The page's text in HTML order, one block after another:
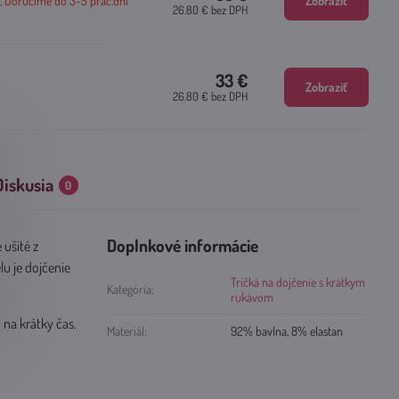
0
ušité z
je dojčenie
krátky čas.
Doplnkové informácie
Kategória:
Tričká na dojčenie s krátkym
rukávom
Materiál: 92% bavlna, 8% elastan
26.80 € bez DPH
33 €
26.80 € bez DPH
Zobraziť